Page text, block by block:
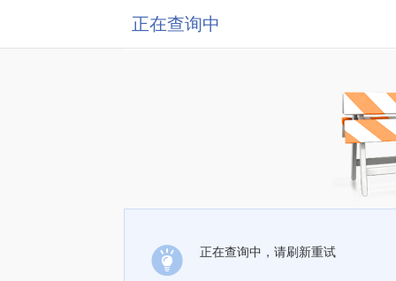
正在查询中
正在查询中，请刷新重试